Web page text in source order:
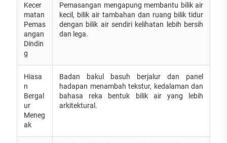
Kecer
matan
Pemas
angan
Dindin
g
Pemasangan mengapung membantu bilik air
kecil, bilik air tambahan dan ruang bilik tidur
dengan bilik air sendiri kelihatan lebih bersih
dan lega.
Hiasa
n
Bergal
ur
Meneg
ak
Badan bakul basuh berjalur dan panel
hadapan menambah tekstur, kedalaman dan
bahasa reka bentuk bilik air yang lebih
arkitektural.